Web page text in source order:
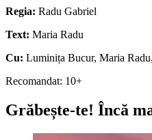
Regia: Radu Gabriel
Text: Maria Radu
Cu: Luminița Bucur, Maria
Recomandat: 10+
Grăbește-te! Încă